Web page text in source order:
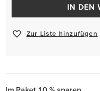
IN DEN
Zur Liste hinzufügen